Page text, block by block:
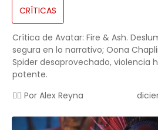
CRÍTICAS
Crítica de Avatar: Fire & Ash.
segura en lo narrativo; Oona
Spider desaprovechado, violencia
potente.
✍🏻 Por Alex Reyna